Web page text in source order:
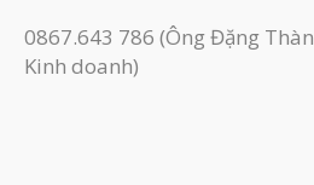
0867.643 786 (Ông Đặng
Kinh doanh)